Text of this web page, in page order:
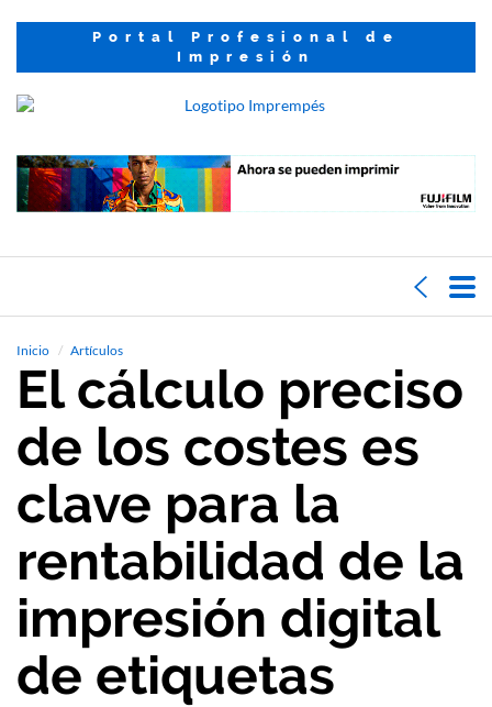
Portal Profesional de
Impresión
Inicio Artículos
El cálculo preciso
de los costes es
clave para la
rentabilidad de la
impresión digital
de etiquetas